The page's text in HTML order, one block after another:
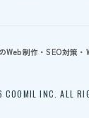
Web制作・SEO対策・
INC. ALL